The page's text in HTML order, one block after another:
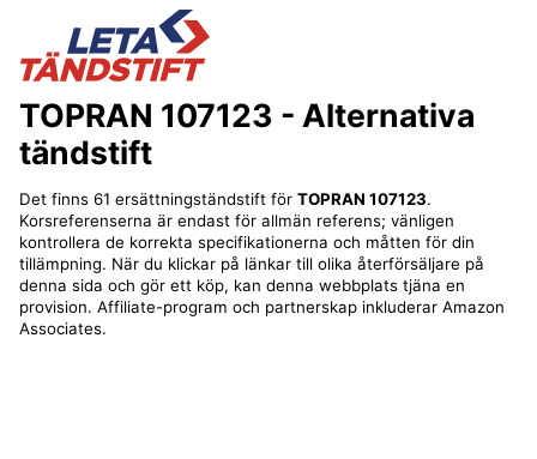
TOPRAN 107123 - Alternativa
tändstift
Det finns 61 ersättningständstift för TOPRAN 107123.
Korsreferenserna är endast för allmän referens; vänligen
kontrollera de korrekta specifikationerna och måtten för din
tillämpning. När du klickar på länkar till olika återförsäljare på
denna sida och gör ett köp, kan denna webbplats tjäna en
provision. Affiliate-program och partnerskap inkluderar Amazon
Associates.